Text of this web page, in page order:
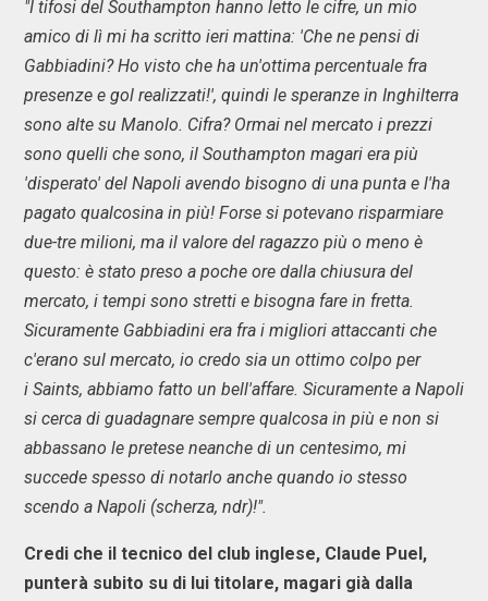
"I tifosi del Southampton hanno letto le cifre, un mio
amico di lì mi ha scritto ieri mattina: 'Che ne pensi di
Gabbiadini? Ho visto che ha un'ottima percentuale fra
presenze e gol realizzati!', quindi le speranze in Inghilterra
sono alte su Manolo. Cifra? Ormai nel mercato i prezzi
sono quelli che sono, il Southampton magari era più
'disperato' del Napoli avendo bisogno di una punta e l'ha
pagato qualcosina in più! Forse si potevano risparmiare
due-tre milioni, ma il valore del ragazzo più o meno è
questo: è stato preso a poche ore dalla chiusura del
mercato, i tempi sono stretti e bisogna fare in fretta.
Sicuramente Gabbiadini era fra i migliori attaccanti che
c'erano sul mercato, io credo sia un ottimo colpo per
i Saints, abbiamo fatto un bell'affare. Sicuramente a Napoli
si cerca di guadagnare sempre qualcosa in più e non si
abbassano le pretese neanche di un centesimo, mi
succede spesso di notarlo anche quando io stesso
scendo a Napoli (scherza, ndr)!".
Credi che il tecnico del club inglese, Claude Puel,
punterà subito su di lui titolare, magari già dalla